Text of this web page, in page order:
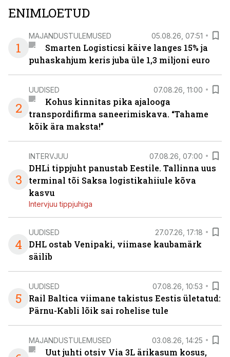
ENIMLOETUD
1
MAJANDUSTULEMUSED 05.08.26, 07:51
Smarten Logisticsi käive langes 15% ja
puhaskahjum keris juba üle 1,3 miljoni euro
2
UUDISED 07.08.26, 11:00
Kohus kinnitas pika ajalooga
transpordifirma saneerimiskava. “Tahame
kõik ära maksta!”
3
INTERVJUU 07.08.26, 07:00
DHLi tippjuht panustab Eestile. Tallinna uus
terminal tõi Saksa logistikahiiule kõva
kasvu
Intervjuu tippjuhiga
4
UUDISED 27.07.26, 17:18
DHL ostab Venipaki, viimase kaubamärk
säilib
5
UUDISED 07.08.26, 10:53
Rail Baltica viimane takistus Eestis ületatud:
Pärnu-Kabli lõik sai rohelise tule
MAJANDUSTULEMUSED 03.08.26, 14:25
Uut juhti otsiv Via 3L ärikasum kosus,